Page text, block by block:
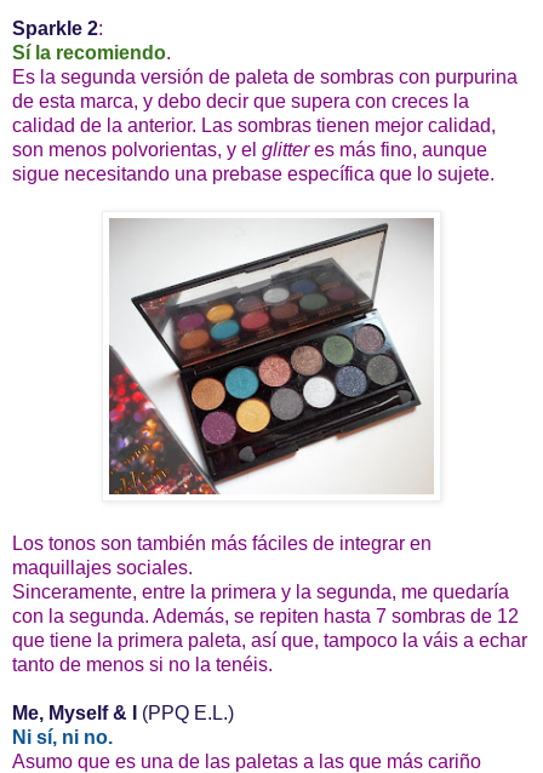
Sparkle 2:
Sí la recomiendo.
Es la segunda versión de paleta de sombras con purpurina
de esta marca, y debo decir que supera con creces la
calidad de la anterior. Las sombras tienen mejor calidad,
son menos polvorientas, y el glitteres más fino, aunque
sigue necesitando una prebase específica que lo sujete.
Los tonos son también más fáciles de integrar en
maquillajes sociales.
Sinceramente, entre la primera y la segunda, me quedaría
con la segunda. Además, se repiten hasta 7 sombras de 12
que tiene la primera paleta, así que, tampoco la váis a echar
tanto de menos si no la tenéis.
Me, Myself & I
(PPQ E.L.)
Ni sí, ni no.
Asumo que es una de las paletas a las que más cariño